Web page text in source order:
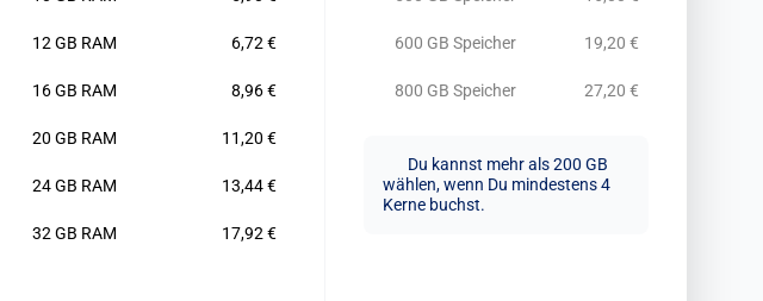
12 GB RAM 6,72 €
16 GB RAM 8,96 €
20 GB RAM 11,20 €
24 GB RAM 13,44 €
32 GB RAM 17,92 €
600 GB Speicher 19,20 €
800 GB Speicher 27,20 €
Du kannst mehr als 200 GB
wählen, wenn Du mindestens 4
Kerne buchst.